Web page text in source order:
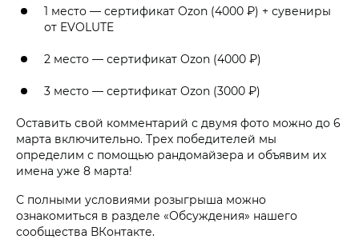
1 место — сертификат Ozon (4000 ₽) + сувениры
от EVOLUTE
2 место — сертификат Ozon (4000 ₽)
3 место — сертификат Ozon (3000 ₽)
Оставить свой комментарий с двумя фото можно до 6
марта включительно. Трех победителей мы
определим с помощью рандомайзера и объявим их
имена уже 8 марта!
С полными условиями розыгрыша можно
ознакомиться в разделе «Обсуждения» нашего
сообщества ВКонтакте.